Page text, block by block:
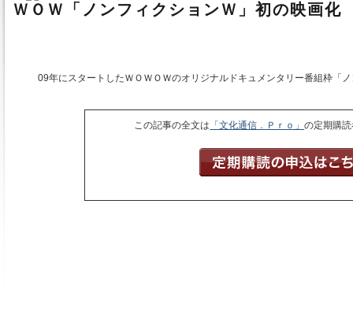
ＷＯＷ「ノンフィクションＷ」初の映画化
09年にスタートしたＷＯＷＯＷのオリジナルドキュメンタリー番組枠「
この記事の全文は 「文化通信．Ｐｒｏ」の定期購